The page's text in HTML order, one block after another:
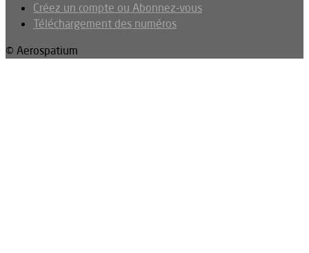
Créez un compte ou Abonnez-vous
Téléchargement des numéros
© Aerospatium